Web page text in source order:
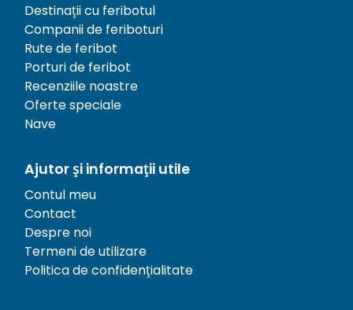
Destinații cu feribotul
Companii de feriboturi
Rute de feribot
Porturi de feribot
Recenziile noastre
Oferte speciale
Nave
Ajutor și informații utile
Contul meu
Contact
Despre noi
Termeni de utilizare
Politica de confidențialitate